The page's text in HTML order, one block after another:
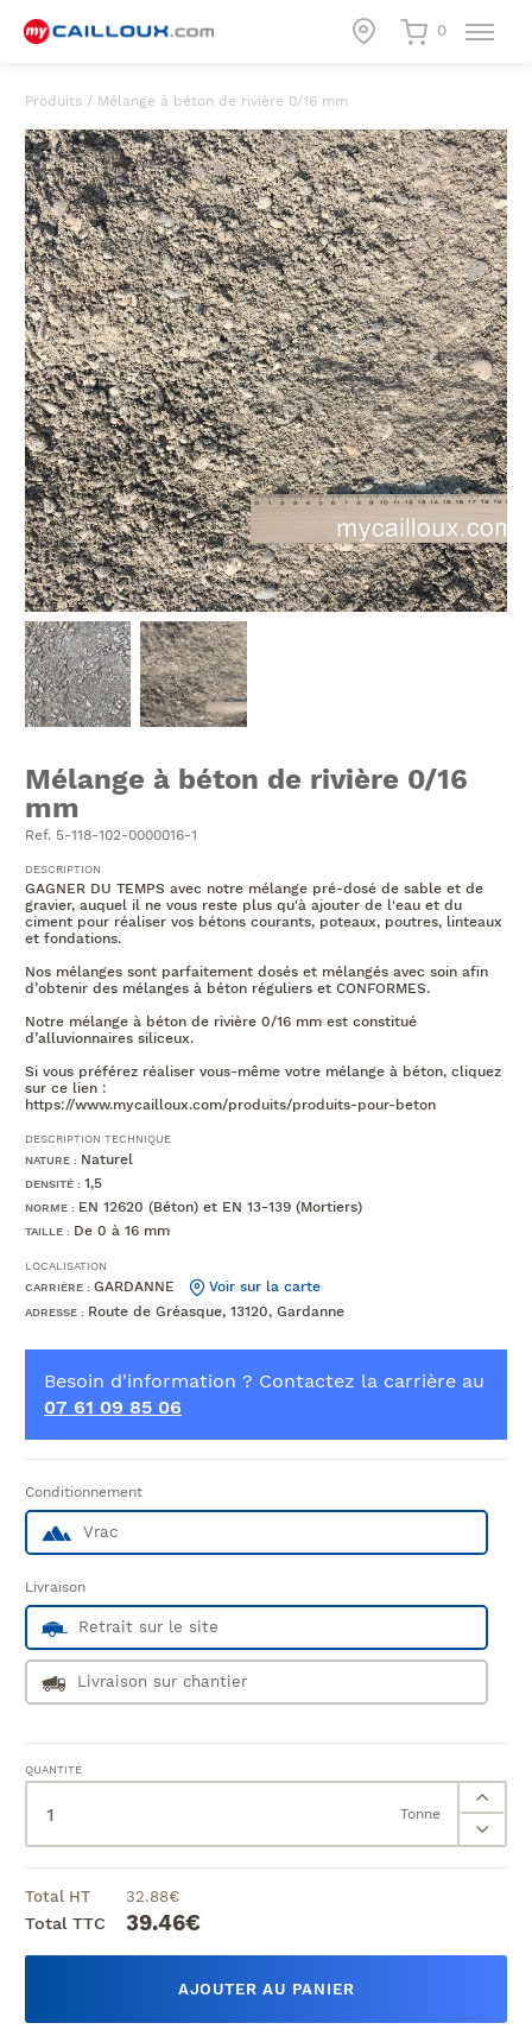
0
Produits / Mélange à béton de rivière 0/16 mm
Mélange à béton de rivière 0/16
mm
Ref. 5-118-102-0000016-1
DESCRIPTION
GAGNER DU TEMPS avec notre mélange pré-dosé de sable et de
gravier, auquel il ne vous reste plus qu'à ajouter de l'eau et du
ciment pour réaliser vos bétons courants, poteaux, poutres, linteaux
et fondations.
Nos mélanges sont parfaitement dosés et mélangés avec soin afin
d’obtenir des mélanges à béton réguliers et CONFORMES.
Notre mélange à béton de rivière 0/16 mm est constitué
d’alluvionnaires siliceux.
Si vous préférez réaliser vous-même votre mélange à béton, cliquez
sur ce lien :
https://www.mycailloux.com/produits/produits-pour-beton
DESCRIPTION TECHNIQUE
NATURE : Naturel
DENSITÉ : 1,5
NORME : EN 12620 (Béton) et EN 13-139 (Mortiers)
TAILLE : De 0 à 16 mm
LOCALISATION
CARRIÈRE : GARDANNE Voir sur la carte
ADRESSE : Route de Gréasque, 13120, Gardanne
Besoin d'information ? Contactez la carrière au
07 61 09 85 06
Conditionnement
Vrac
Livraison
Retrait sur le site
Livraison sur chantier
QUANTITÉ
Tonne
Total HT 32.88€
Total TTC 39.46€
AJOUTER AU PANIER